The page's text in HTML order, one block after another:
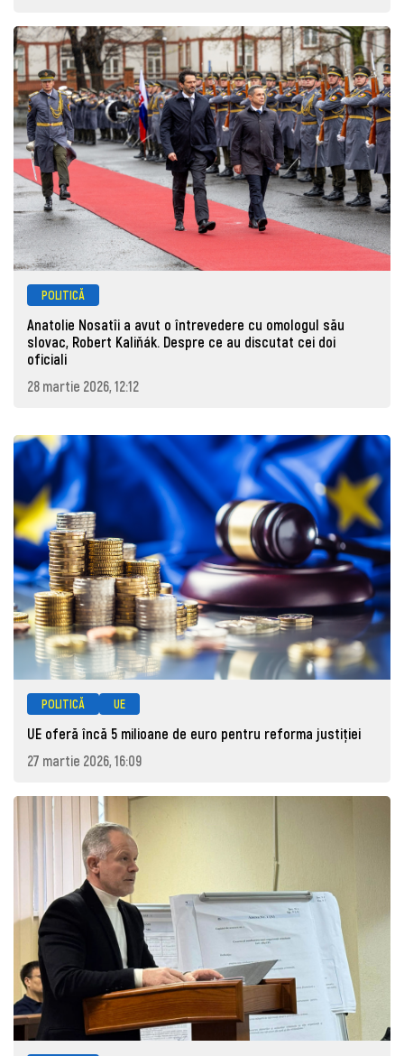
POLITICĂ
Anatolie Nosatîi a avut o întrevedere cu omologul său
slovac, Robert Kaliňák. Despre ce au discutat cei doi
oficiali
28 martie 2026, 12:12
POLITICĂ UE
UE oferă încă 5 milioane de euro pentru reforma justiției
27 martie 2026, 16:09